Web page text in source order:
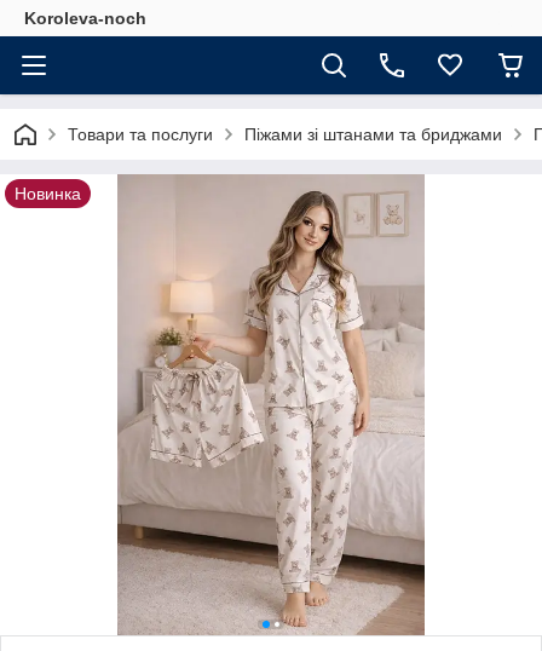
Koroleva-noch
Товари та послуги Піжами зі штанами та бриджами
Новинка